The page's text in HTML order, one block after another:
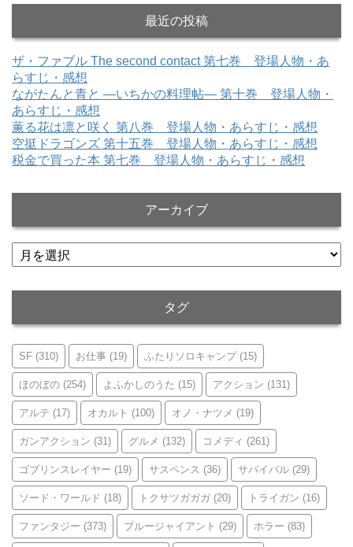
最近の投稿
ザ・ファブル The second contact 第七巻 登場人物・あ
らすじ・感想
ながたんと青と ―いちかの料理帖― 第十巻 登場人物・
あらすじ・感想
薫る花は凛と咲く 第八巻 登場人物・あらすじ・感想
空挺ドラゴンズ 第十五巻 登場人物・あらすじ・感想
税金で買った本 第七巻 登場人物・あらすじ・感想
アーカイブ
ア
ー
タグ
SF (310) お仕事 (19) ふたりソロキャンプ(15)
ほのぼの (254) よふかしのうた (15) アクション (131)
アルテ (17) オカルト (100) オノ・ナツメ (19)
ガンアクション (31) グルメ (132) コメディ (261)
ゴブリンスレイヤー (19) サスペンス (36) サバイバル (29)
ソード・ワールド (18) トクサツガガガ (20) トライガン (16)
ファンタジー (373) ブルージャイアント (29) ホラー (83)